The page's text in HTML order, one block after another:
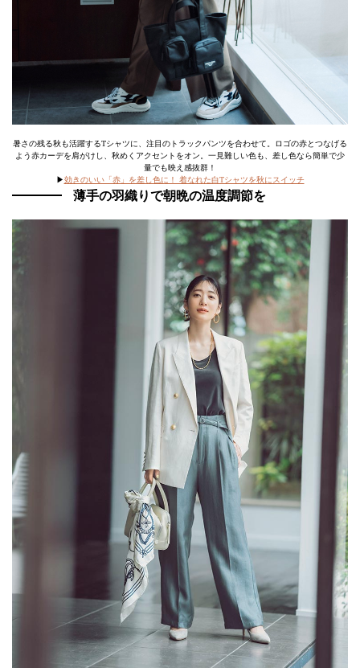
暑さの残る秋も活躍するTシャツに、注目のトラックパンツを合わせて。ロゴの赤とつなげる
よう赤カーデを肩がけし、秋めくアクセントをオン。一見難しい色も、差し色なら簡単で少
量でも映え感抜群！
▶効きのいい「赤」を差し色に！ 着なれた白Tシャツを秋にスイッチ
薄手の羽織りで朝晩の温度調節を